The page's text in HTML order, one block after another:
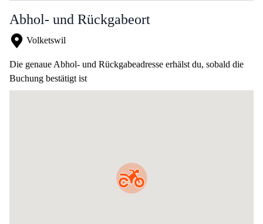
Abhol- und Rückgabeort
Volketswil
Die genaue Abhol- und Rückgabeadresse erhälst du, sobald die
Buchung bestätigt ist